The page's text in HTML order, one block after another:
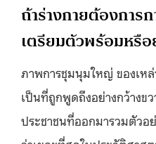
ถ้าร่างกายต้องการ
เตรียมตัวพร้อมหรือ
ภาพการชุมนุมใหญ่ ของเห
เป็นที่ถูกพูดถึงอย่างกว้างข
ประชาชนที่ออกมารวมตัวอ